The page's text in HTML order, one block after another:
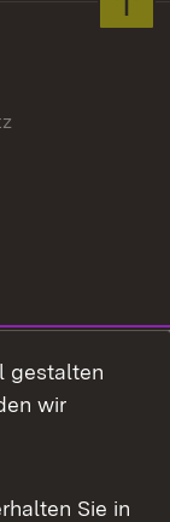
gestalten
wir
Sie in